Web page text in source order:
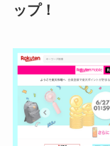
ップ！